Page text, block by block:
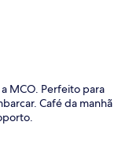
MCO. Perfeito para
Café da manhã